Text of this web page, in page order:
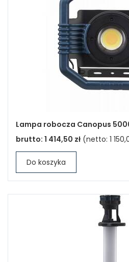
Lampa robocza Canopus
brutto: 1 414,50 zł (netto: 1
Do koszyka